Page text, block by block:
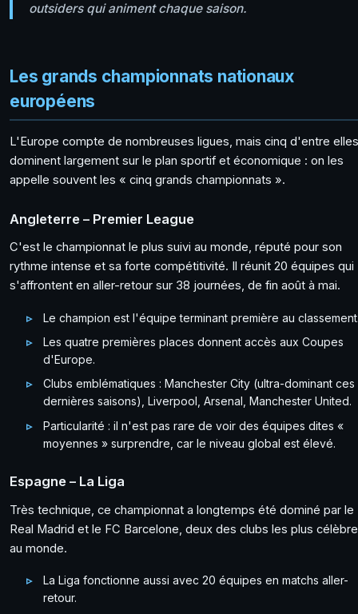
outsiders qui animent chaque saison.
Les grands championnats nationaux
européens
L'Europe compte de nombreuses ligues, mais cinq d'entre elles
dominent largement sur le plan sportif et économique : on les
appelle souvent les « cinq grands championnats ».
Angleterre – Premier League
C'est le championnat le plus suivi au monde, réputé pour son
rythme intense et sa forte compétitivité. Il réunit 20 équipes qui
s'affrontent en aller-retour sur 38 journées, de fin août à mai.
Le champion est l'équipe terminant première au
Les quatre premières places donnent accès aux Coupes
d'Europe.
Clubs emblématiques : Manchester City (ultra-dominant ces
dernières saisons), Liverpool, Arsenal, Manchester United.
Particularité : il n'est pas rare de voir des équipes dites «
moyennes » surprendre, car le niveau global est élevé.
Espagne – La Liga
Très technique, ce championnat a longtemps été dominé par le
Real Madrid et le FC Barcelone, deux des clubs les plus
au monde.
La Liga fonctionne aussi avec 20 équipes en matchs aller-
retour.